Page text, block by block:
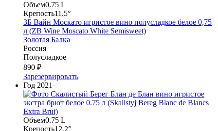
Объем0.75 L
Крепость11.5°
ЗБ Вайн Москато игристое вино полусладкое белое 0,75
л (ZB Wine Moscato White Semisweet)
Золотая Балка
Россия
Полусладкое
890 ₽
Зарезервировать
Год 2021
Объем0.75 L
Крепость12.2°